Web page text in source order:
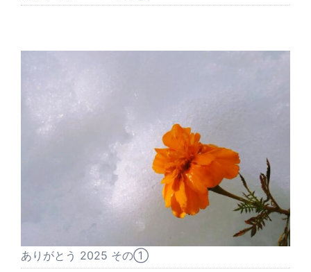
ありがとう 2025 その①